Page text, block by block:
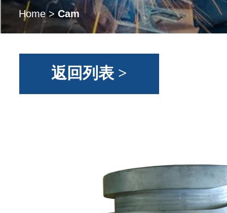
Home> Cam
返回列表 >